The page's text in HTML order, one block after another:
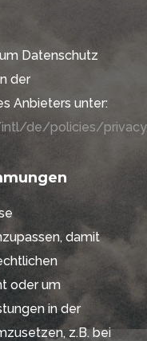
Datenschutz
der
Anbieters unter:
de/policies/
damit
oder um
in der
z.B. bei